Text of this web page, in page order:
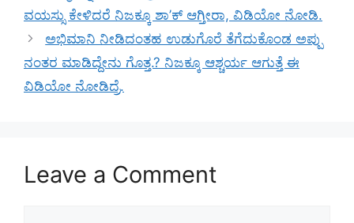
ವಯಸ್ಸು ಕೇಳಿದರೆ ನಿಜಕ್ಕೂ ಶಾ’ಕ್ ಆಗ್ತೀರಾ, ವಿಡಿಯೋ ನೋಡಿ.
ಅಭಿಮಾನಿ ನೀಡಿದಂತಹ ಉಡುಗೊರೆ ತೆಗೆದುಕೊಂಡ ಅಪ್ಪು
ನಂತರ ಮಾಡಿದ್ದೇನು ಗೊತ್ತ.? ನಿಜಕ್ಕೂ ಆಶ್ಚರ್ಯ ಆಗುತ್ತೆ ಈ
ವಿಡಿಯೋ ನೋಡಿದ್ರೆ.
Leave a Comment